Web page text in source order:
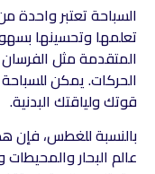
السباحة تعتبر واحدة
تعلمها وتحسينها
المتقدمة مثل
الحركات. يمكن
قوتك ولياقتك البدنية.
بالنسبة للغطس، فإن
عالم البحار والمحيطات